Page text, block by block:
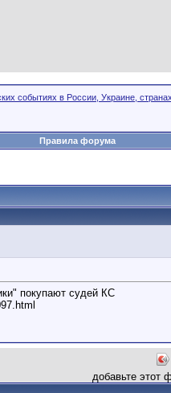
событиях в России, Украине,
Правила форума
покупают судей КС
добавьте этот